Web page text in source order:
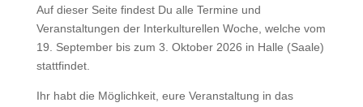
Auf dieser Seite findest Du alle Termine und
Veranstaltungen der Interkulturellen Woche, welche vom
19. September bis zum 3. Oktober 2026 in Halle (Saale)
stattfindet.
Ihr habt die Möglichkeit, eure Veranstaltung in das